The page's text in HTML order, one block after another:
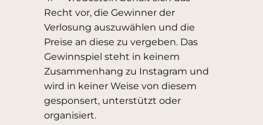
Recht vor, die Gewinner der
Verlosung auszuwählen und die
Preise an diese zu vergeben. Das
Gewinnspiel steht in keinem
Zusammenhang zu Instagram und
wird in keiner Weise von diesem
gesponsert, unterstützt oder
organisiert.